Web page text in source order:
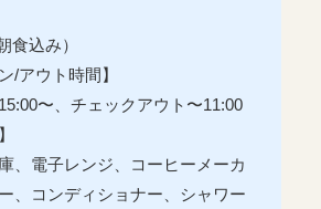
食込み）
/アウト時間】
〜、チェックアウト〜11:00
、電子レンジ、コーヒーメーカ
、コンディショナー、シャワー